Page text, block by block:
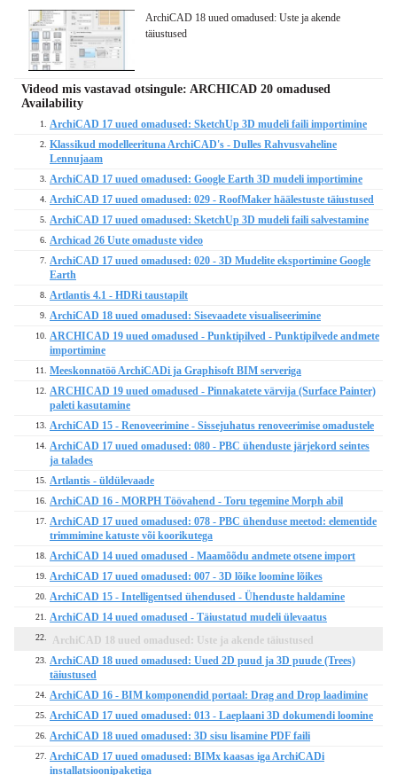
ArchiCAD 18 uued omadused: Uste ja akende
täiustused
Videod mis vastavad otsingule: ARCHICAD 20 omadused
Availability
1. ArchiCAD 17 uued omadused: SketchUp 3D mudeli faili importimine
2. Klassikud modelleerituna ArchiCAD's - Dulles Rahvusvaheline
Lennujaam
3. ArchiCAD 17 uued omadused: Google Earth 3D mudeli importimine
4. ArchiCAD 17 uued omadused: 029 - RoofMaker häälestuste täiustused
5. ArchiCAD 17 uued omadused: SketchUp 3D mudeli faili salvestamine
6. Archicad 26 Uute omaduste video
7.
ArchiCAD 17 uued omadused: 020 - 3D Mudelite eksportimine Google
Earth
8. Artlantis 4.1 - HDRi taustapilt
9. ArchiCAD 18 uued omadused: Sisevaadete visualiseerimine
10.
ARCHICAD 19 uued omadused - Punktipilved - Punktipilvede andmete
importimine
11. Meeskonnatöö ArchiCADi ja Graphisoft BIM serveriga
12.
ARCHICAD 19 uued omadused - Pinnakatete värvija (Surface Painter)
paleti kasutamine
13. ArchiCAD 15 - Renoveerimine - Sissejuhatus renoveerimise omadustele
14.
ArchiCAD 17 uued omadused: 080 - PBC ühenduste järjekord seintes
ja talades
15. Artlantis - üldülevaade
16. ArchiCAD 16 - MORPH Töövahend - Toru tegemine Morph abil
17.
ArchiCAD 17 uued omadused: 078 - PBC ühenduse meetod: elementide
trimmimine katuste või koorikutega
18. ArchiCAD 14 uued omadused - Maamõõdu andmete otsene import
19. ArchiCAD 17 uued omadused: 007 - 3D lõike loomine lõikes
20. ArchiCAD 15 - Intelligentsed ühendused - Ühenduste haldamine
21. ArchiCAD 14 uued omadused - Täiustatud mudeli ülevaatus
22. ArchiCAD 18 uued omadused: Uste ja akende täiustused
23.
ArchiCAD 18 uued omadused: Uued 2D puud ja 3D puude (Trees)
täiustused
24. ArchiCAD 16 - BIM komponendid portaal: Drag and Drop laadimine
25. ArchiCAD 17 uued omadused: 013 - Laeplaani 3D dokumendi loomine
26. ArchiCAD 18 uued omadused: 3D sisu lisamine PDF faili
27.
ArchiCAD 17 uued omadused: BIMx kaasas iga ArchiCADi
installatsioonipaketiga